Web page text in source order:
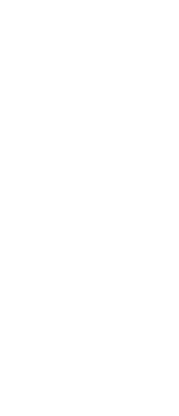
Restaurangen
Det kan låta
stunder också.
och pauser. När